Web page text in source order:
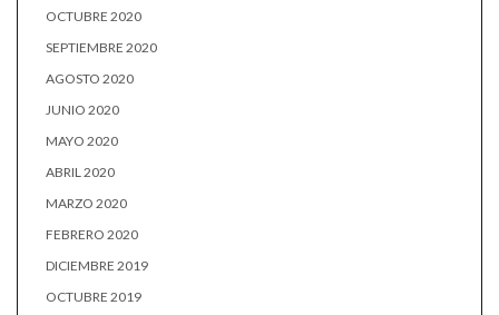
OCTUBRE 2020
SEPTIEMBRE 2020
AGOSTO 2020
JUNIO 2020
MAYO 2020
ABRIL 2020
MARZO 2020
FEBRERO 2020
DICIEMBRE 2019
OCTUBRE 2019